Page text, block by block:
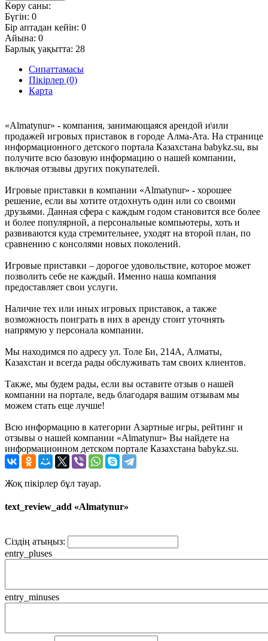
Көру саны:
Бүгін: 0
Бір аптадан кейін: 0
Айына: 0
Барлық уақытта: 28
Сипаттамасы
Пікірлер (0)
Карта
«Almatynur» - компания, занимающаяся арендой и\или
продажей игровых приставок в городе Алма-Ата. На странице
информационного детского портала Казахстана babykz.su, вы
получите всю базовую информацию о нашей компании,
включая отзывы других покупателей.
Игровые приставки в компании «Almatynur» - хорошее
решение, если вы хотите отдохнуть один или со своими
друзьями. Данная сфера с каждым годом становится все более
и более популярной, а персональные компьютеры, хоть и
развиваются куда стремительнее, уходят на второй план, по
сравнению с консолями новых поколений.
Игровые приставки – дорогое удовольствие, которое может
позволить себе не каждый. Именно наша компания
предоставляет свои услуги.
Наличие тех или иных игровых приставок, а также
возможность поиграть в них в аренду стоит уточнять
напрямую у персонала компании.
Мы находимся по адресу ул. Толе Би, 214А, Алматы,
Казахстан и всегда рады обслуживать там своих клиентов.
Также, мы будем рады, если вы оставите отзыв о нашей
компании на портале, ведь благодаря вашим отзывам мы
можем стать еще лучше!
Всю информацию в категории Азартные игры, рейтинг и
отзывы о нашей компании «Almatynur» Вы найдете на
информационном детском портале Казахстана babykz.su.
Жоқ пікірлер бұл тауар.
text_review_add «Almatynur»
Сіздің атыңыз:
entry_pluses
entry_minuses